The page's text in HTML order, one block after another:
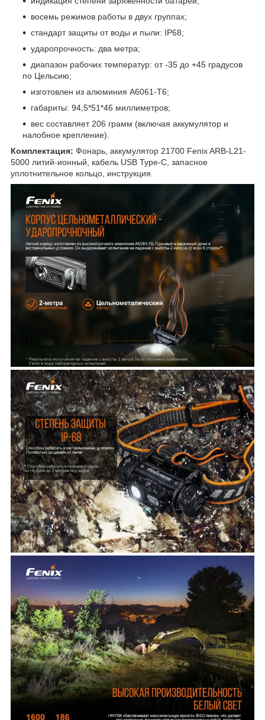
восемь режимов работы в двух группах;
стандарт защиты от воды и пыли: IP68;
ударопрочность: два метра;
диапазон рабочих температур: от -35 до +45 градусов
по Цельсию;
изготовлен из алюминия А6061-Т6;
габариты: 94,5*51*46 миллиметров;
вес составляет 206 грамм (включая аккумулятор и
налобное крепление).
Комплектация: Фонарь, аккумулятор 21700 Fenix ARB-L21-
5000 литий-ионный, кабель USB Type-C, запасное
уплотнительное кольцо, инструкция.